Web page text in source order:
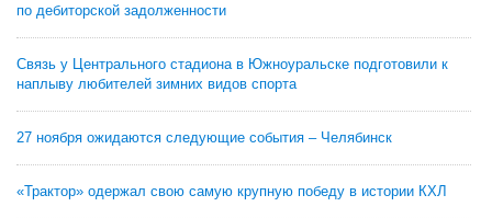
по дебиторской задолженности
Связь у Центрального стадиона в Южноуральске подготовили к
наплыву любителей зимних видов спорта
27 ноября ожидаются следующие события – Челябинск
«Трактор» одержал свою самую крупную победу в истории КХЛ